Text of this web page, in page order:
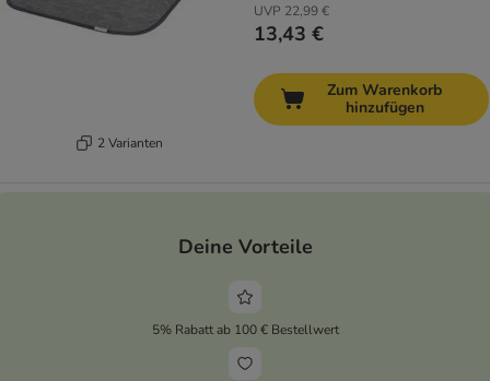
2 Varianten
UVP 22,99 €
13,43 €
Zum Warenkorb
hinzufügen
Deine Vorteile
5% Rabatt ab 100 € Bestellwert